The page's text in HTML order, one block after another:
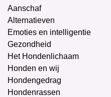
Aanschaf
Alternatieven
Emoties en intelligentie
Gezondheid
Het Hondenlichaam
Honden en wij
Hondengedrag
Hondenrassen